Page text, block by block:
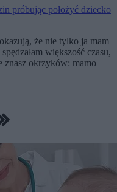
próbując położyć dziecko
że nie tylko ja mam
większość czasu,
znasz okrzyków: mamo